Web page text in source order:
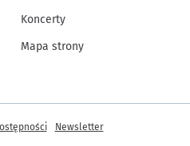
Koncerty
Mapa strony
Newsletter